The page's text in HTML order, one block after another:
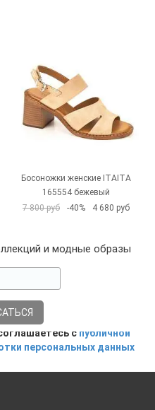
Босоножки женские ITAITA
165554 бежевый
7 800 руб
-40% 4 680 руб
и модные образы
с публичной
персональных данных